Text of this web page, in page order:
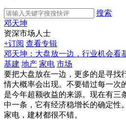
搜索
邓天坤
资深市场人士
+订阅 查看专辑
邓天坤：大盘放一边，行业机会看
基建 地产 家电 市场
要把大盘放在一边，更多的是寻找
情大概率会出现。不要错过每一次
是今年超额收益的来源。现在有三
中一条，它有经济稳增长的确定性
家电，建材都很不错。